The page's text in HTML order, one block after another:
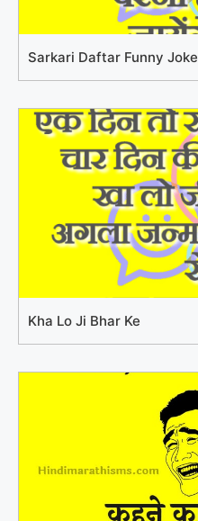
Sarkari Daftar Funny Joke
Kha Lo Ji Bhar Ke